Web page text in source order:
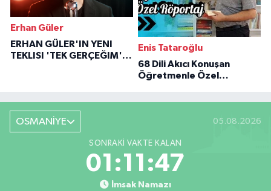
Erhan Güler
ERHAN GÜLER'IN YENI
TEKLISI 'TEK GERÇEĞIM'LE
Enis Tataroğlu
68 Dili Akıcı Konuşan
Öğretmenle Özel
OSMANİYE 05.08.2026
SONRAKI VAKTE KALAN
01:11:46
İmsak Namazı